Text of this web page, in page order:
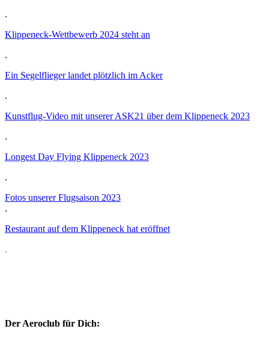
.
Klippeneck-Wettbewerb 2024 steht an
.
Ein Segelflieger landet plötzlich im Acker
.
Kunstflug-Video mit unserer ASK21 über dem Klippeneck 2023
.
Longest Day Flying Klippeneck 2023
.
Fotos unserer Flugsaison 2023
.
Restaurant auf dem Klippeneck hat eröffnet
.
Der Aeroclub für Dich: